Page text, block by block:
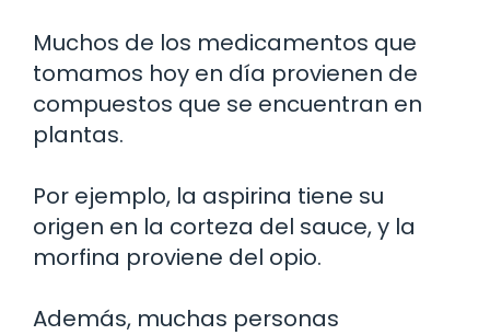
Muchos de los medicamentos que
tomamos hoy en día provienen de
compuestos que se encuentran en
plantas.
Por ejemplo, la aspirina tiene su
origen en la corteza del sauce, y la
morfina proviene del opio.
Además, muchas personas